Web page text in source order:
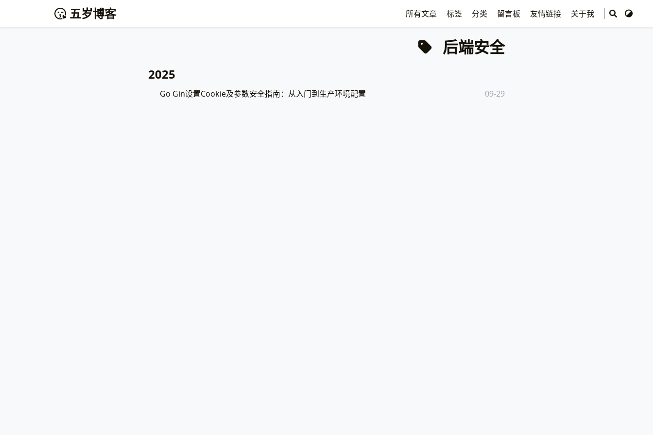
五岁博客 所有文章 标签 分类 留言板 友情链接 关于我
后端安全
2025
Go Gin设置Cookie及参数安全指南：从入门到生产环境配置 09-29